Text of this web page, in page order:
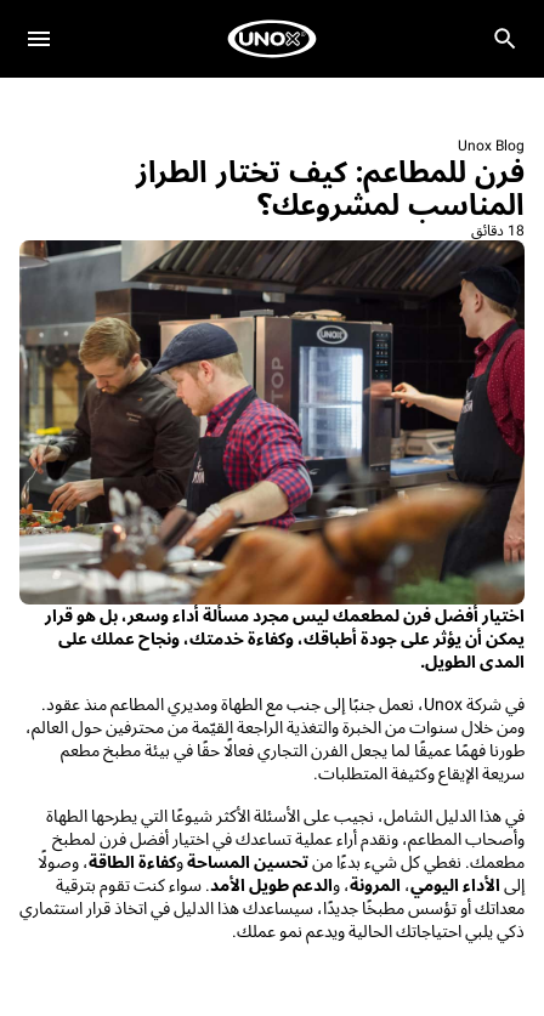
Unox Blog
فرن للمطاعم: كيف تختار الطراز
المناسب لمشروعك؟
18 دقائق
اختيار أفضل فرن لمطعمك ليس مجرد مسألة أداء وسعر، بل هو قرار
يمكن أن يؤثر على جودة أطباقك، وكفاءة خدمتك، ونجاح عملك على
المدى الطويل.
في شركة Unox، نعمل جنبًا إلى جنب مع الطهاة ومديري المطاعم منذ عقود.
ومن خلال سنوات من الخبرة والتغذية الراجعة القيّمة من محترفين حول العالم،
طورنا فهمًا عميقًا لما يجعل الفرن التجاري فعالًا حقًا في بيئة مطبخ مطعم
سريعة الإيقاع وكثيفة المتطلبات.
في هذا الدليل الشامل، نجيب على الأسئلة الأكثر شيوعًا التي يطرحها الطهاة
وأصحاب المطاعم، ونقدم أراء عملية تساعدك في اختيار أفضل فرن لمطبخ
مطعمك. نغطي كل شيء بدءًا منتحسين المساحةوكفاءة الطاقة، وصولًا
إلى الأداء اليومي، المرونة، والدعم طويل الأمد. سواء كنت تقوم بترقية
معداتك أو تؤسس مطبخًا جديدًا، سيساعدك هذا الدليل في اتخاذ قرار استثماري
ذكي يلبي احتياجاتك الحالية ويدعم نمو عملك.